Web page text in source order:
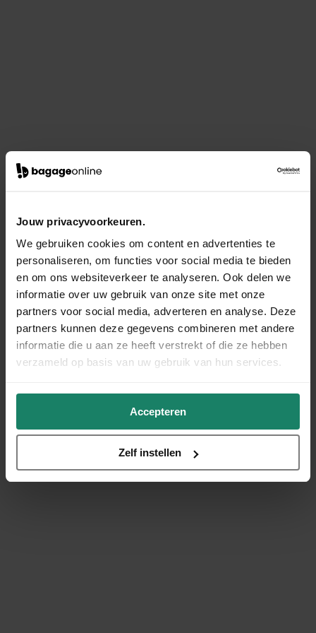
Jouw privacyvoorkeuren.
We gebruiken cookies om content en advertenties te
personaliseren, om functies voor social media te bieden
en om ons websiteverkeer te analyseren. Ook delen we
informatie over uw gebruik van onze site met onze
partners voor social media, adverteren en analyse. Deze
partners kunnen deze gegevens combineren met andere
informatie die u aan ze heeft verstrekt of die ze hebben
verzameld op basis van uw gebruik van hun services.
Accepteren
Zelf instellen